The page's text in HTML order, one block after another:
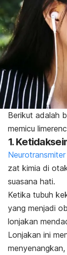
Berikut adalah
memicu
1.
Neurotransmiter
zat kimia di
suasana hati.
Ketika tubuh
yang menjadi
lonjakan
Lonjakan ini
menyenangkan,